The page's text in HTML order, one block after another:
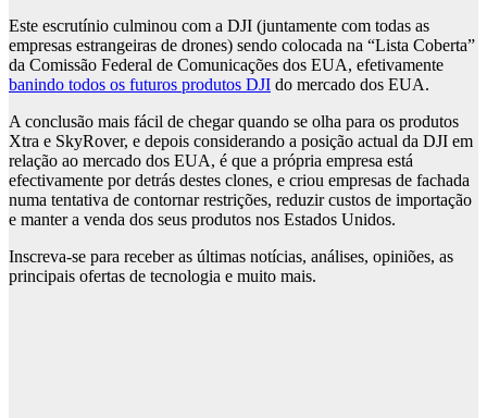
Este escrutínio culminou com a DJI (juntamente com todas as
empresas estrangeiras de drones) sendo colocada na “Lista Coberta”
da Comissão Federal de Comunicações dos EUA, efetivamente
banindo todos os futuros produtos DJI do mercado dos EUA.
A conclusão mais fácil de chegar quando se olha para os produtos
Xtra e SkyRover, e depois considerando a posição actual da DJI em
relação ao mercado dos EUA, é que a própria empresa está
efectivamente por detrás destes clones, e criou empresas de fachada
numa tentativa de contornar restrições, reduzir custos de importação
e manter a venda dos seus produtos nos Estados Unidos.
Inscreva-se para receber as últimas notícias, análises, opiniões, as
principais ofertas de tecnologia e muito mais.